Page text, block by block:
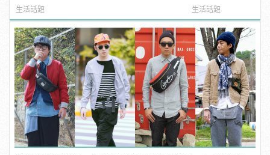
薦！ | manfashion這樣變型男
生活話題 生活話題